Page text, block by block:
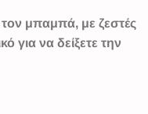
μπαμπά, με ζεστές
για να δείξετε την